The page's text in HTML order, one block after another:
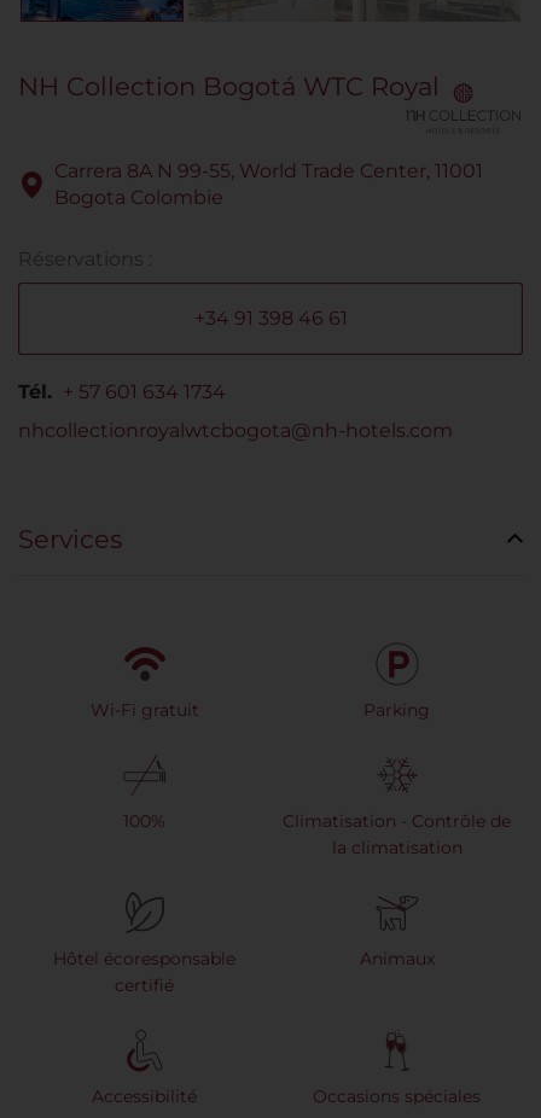
NH Collection Bogotá WTC Royal
Carrera 8A N 99-55, World Trade Center, 11001
Bogota Colombie
Réservations :
+34 91 398 46 61
Tél. + 57 601 634 1734
nhcollectionroyalwtcbogota@nh-hotels.com
Services
Wi-Fi gratuit Parking
100%
Climatisation - Contrôle de
la climatisation
Hôtel écoresponsable
certifié
Animaux
Accessibilité Occasions spéciales